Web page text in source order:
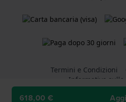
618,00 €
Termini e Condizioni
Informativa sulla